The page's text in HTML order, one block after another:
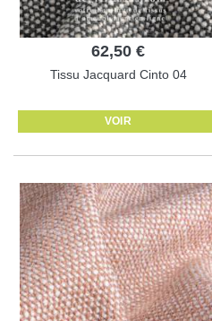
62,50 €
Tissu Jacquard Cinto 04
VOIR